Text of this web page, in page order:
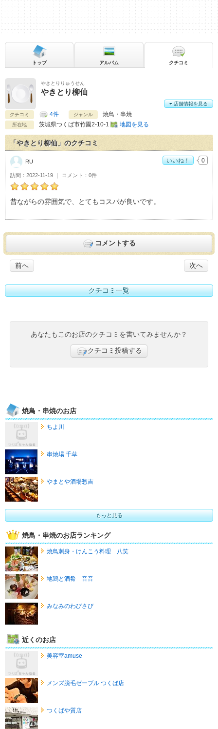
やきとりりゅうせん
やきとり柳仙
クチコミ 4件 ジャンル 焼鳥・串焼
所在地 茨城県つくば市竹園2-10-1 地図を見る
店舗情報を見る
トップ アルバム クチコミ
「やきとり柳仙」のクチコミ
RUのやきとり柳仙おすすめ度：5
昔ながらの雰囲気で、とてもコスパが良いです。
訪問 2022-11-19 コメント 0件
RU いいね！ 0
コメントする
前へ 次へ
クチコミ一覧
あなたもこのお店のクチコミを書いてみませんか？
クチコミ投稿する
焼鳥・串焼のお店
ちよ川
串焼場 千草
やまとや酒場惣吉
もっと見る
焼鳥・串焼のお店ランキング
焼鳥刺身・けんこう料理 八笑
地鶏と酒肴 音音
みなみのわびさび
近くのお店
美容室amuse
メンズ脱毛ゼーブル つくば店
つくばや質店